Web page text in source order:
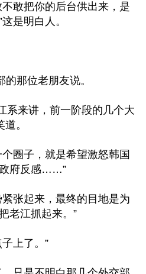
敢把你的后台供出来，是
是明白人。
的那位老朋友说。
系来讲，前一阶段的几个大
。
圈子，就是希望激怒韩国
政府反感……”
张起来，最终的目地是为
老江抓起来。”
上了。”